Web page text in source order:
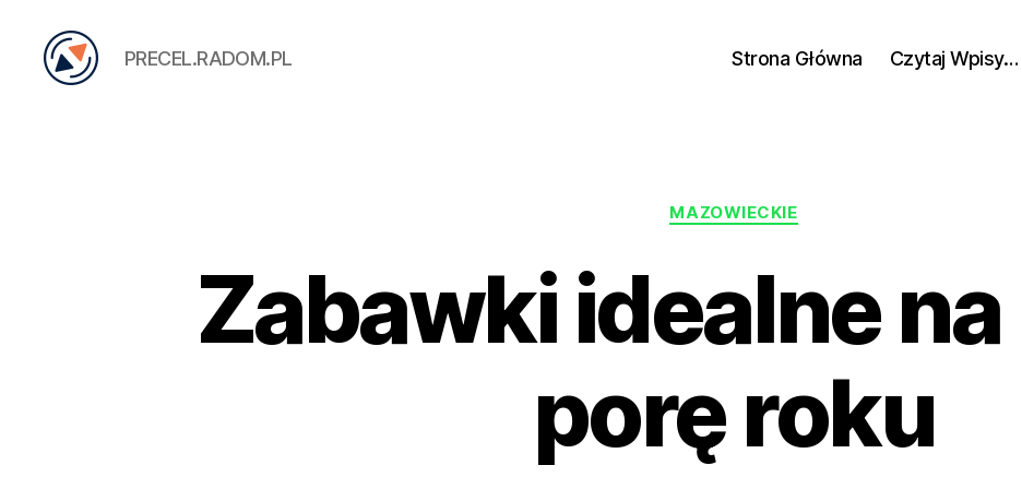
PRECEL.RADOM.PL Strona Główna Czytaj Wpisy…
Kategorie
MAZOWIECKIE
Zabawki idealne
porę roku